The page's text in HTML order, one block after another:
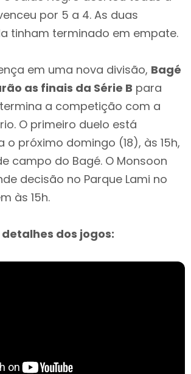
por 5 a 4. As duas
tinham terminado em empate.
em uma nova divisão, Bagé
as finais da Série B para
a competição com a
O primeiro duelo está
próximo domingo (18), às 15h,
campo do Bagé. O Monsoon
decisão no Parque Lami no
às 15h.
dos jogos: